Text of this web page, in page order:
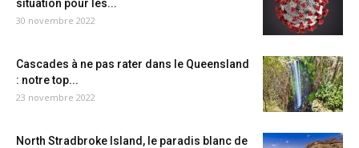
situation pour les...
30 novembre 2022
Cascades à ne pas rater dans le Queensland
: notre top...
23 novembre 2022
North Stradbroke Island, le paradis blanc de